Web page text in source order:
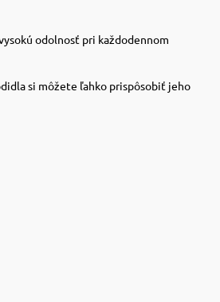
odolnosť pri každodennom
si môžete ľahko prispôsobiť jeho